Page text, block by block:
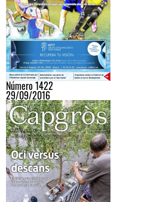
Número 1422
29/09/2016